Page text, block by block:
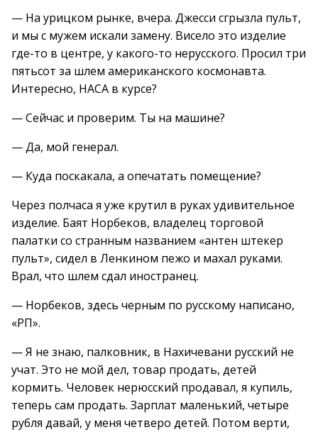
— На урицком рынке, вчера. Джесси сгрызла пульт,
и мы с мужем искали замену. Висело это изделие
где-то в центре, у какого-то нерусского. Просил три
пятьсот за шлем американского космонавта.
Интересно, НАСА в курсе?
— Сейчас и проверим. Ты на машине?
— Да, мой генерал.
— Куда поскакала, а опечатать помещение?
Через полчаса я уже крутил в руках удивительное
изделие. Баят Норбеков, владелец торговой
палатки со странным названием «антен штекер
пульт», сидел в Ленкином пежо и махал руками.
Врал, что шлем сдал иностранец.
— Норбеков, здесь черным по русскому написано,
«РП».
— Я не знаю, палковник, в Нахичевани русский не
учат. Это не мой дел, товар продать, детей
кормить. Человек нерюсский продавал, я купиль,
теперь сам продать. Зарплат маленький, четыре
рубля давай, у меня четверо детей. Потом верти,